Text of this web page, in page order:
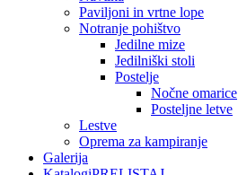
Paviljoni in vrtne lope
Notranje pohištvo
Jedilne mize
Jedilniški stoli
Postelje
Nočne omarice
Posteljne letve
Lestve
Oprema za kampiranje
Galerija